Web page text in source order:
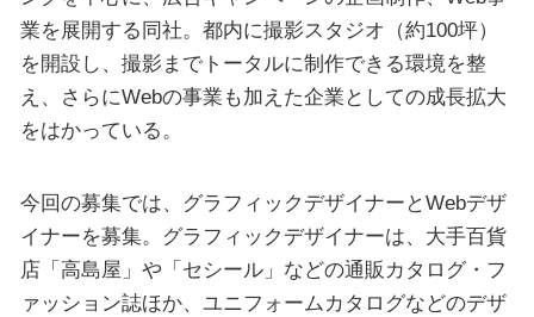
業を展開する同社。都内に撮影スタジオ（約100坪）
を開設し、撮影までトータルに制作できる環境を整
え、さらにWebの事業も加えた企業としての成長拡大
をはかっている。
今回の募集では、グラフィックデザイナーとWebデザ
イナーを募集。グラフィックデザイナーは、大手百貨
店「高島屋」や「セシール」などの通販カタログ・フ
ァッション誌ほか、ユニフォームカタログなどのデザ